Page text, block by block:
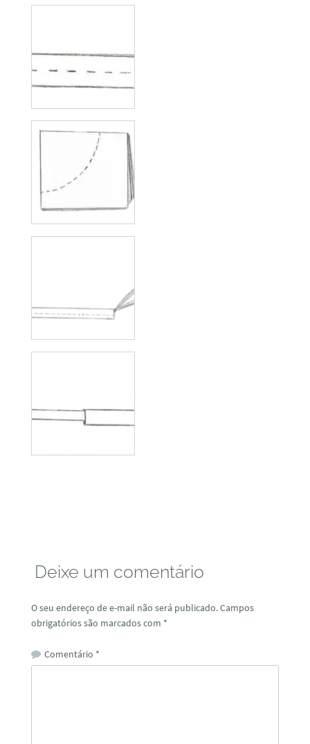
Deixe um comentário
O seu endereço de e-mail não será publicado.Campos
obrigatórios são marcados com *
Comentário *